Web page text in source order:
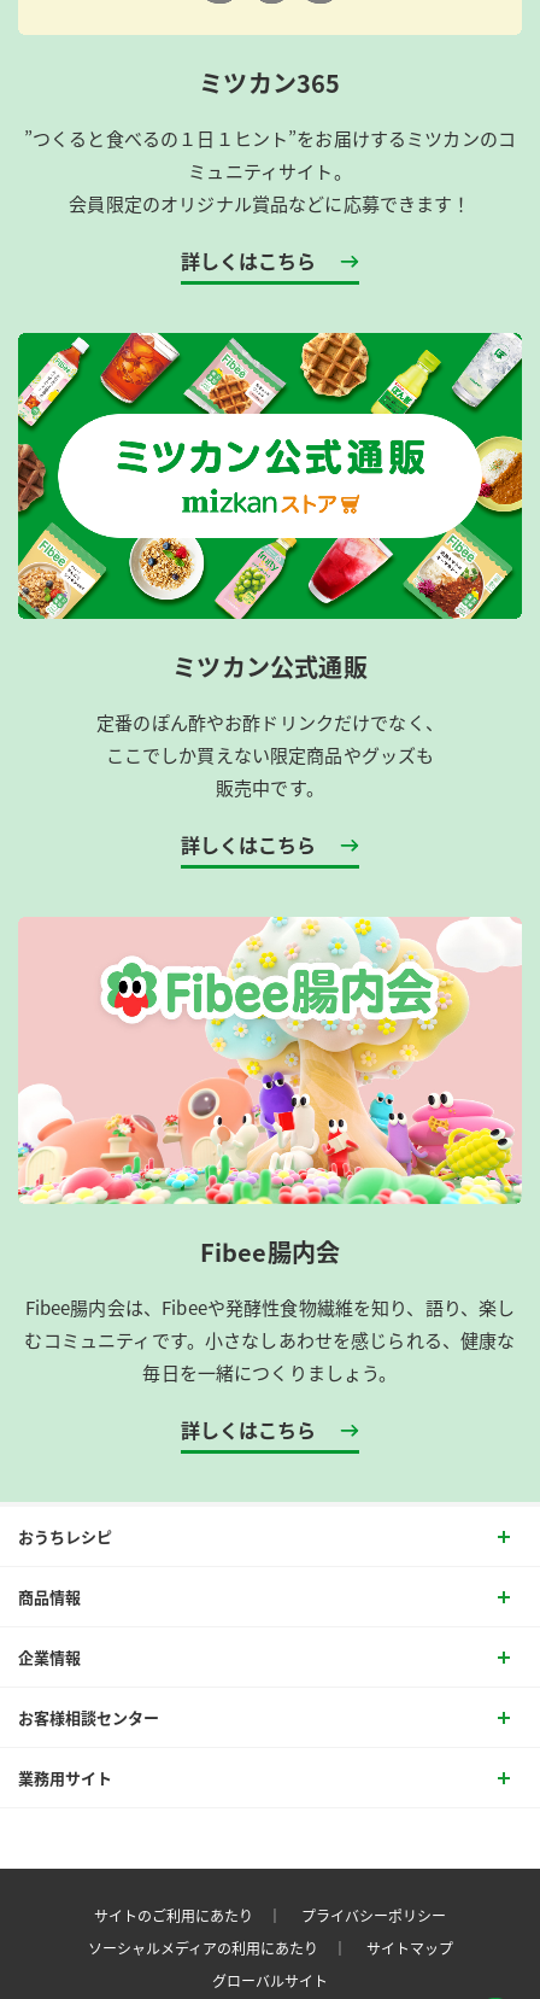
ミツカン365
”つくると食べるの１日１ヒント”をお届けするミツカンのコ
ミュニティサイト。
会員限定のオリジナル賞品などに応募できます！
詳しくはこちら
ミツカン公式通販
定番のぽん酢やお酢ドリンクだけでなく、
ここでしか買えない限定商品やグッズも
販売中です。
詳しくはこちら
Fibee腸内会
Fibee腸内会は、​Fibeeや発酵性食物繊維を知り、語り、楽し
むコミュニティです。​小さなしあわせを感じられる、健康な
毎日を一緒につくりましょう。
詳しくはこちら
おうちレシピ
商品情報
企業情報
お客様相談センター
業務用サイト
サイトのご利用にあたり ｜
プライバシーポリシー
ソーシャルメディアの利用にあたり ｜
サイトマップ
グローバルサイト